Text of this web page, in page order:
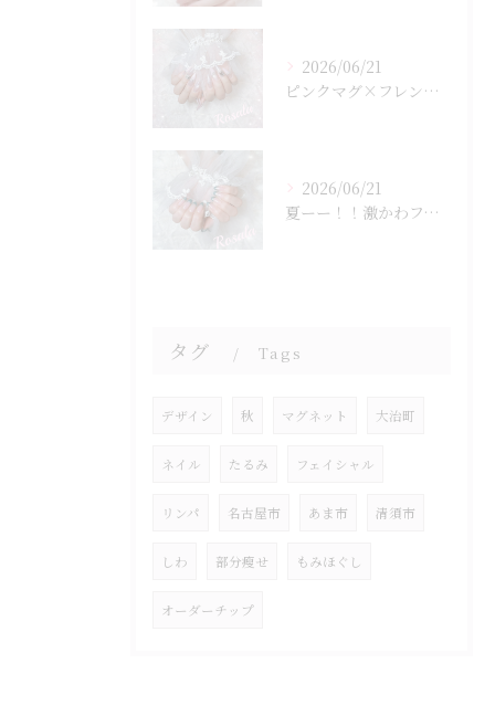
2026/06/21
ピンクマグ×フレンチの激かわデザイン☆
2026/06/21
夏ーー！！激かわフレンチネイル☆
タグ Tags
デザイン 秋 マグネット 大治町
ネイル たるみ フェイシャル
リンパ 名古屋市 あま市 清須市
しわ 部分瘦せ もみほぐし
オーダーチップ